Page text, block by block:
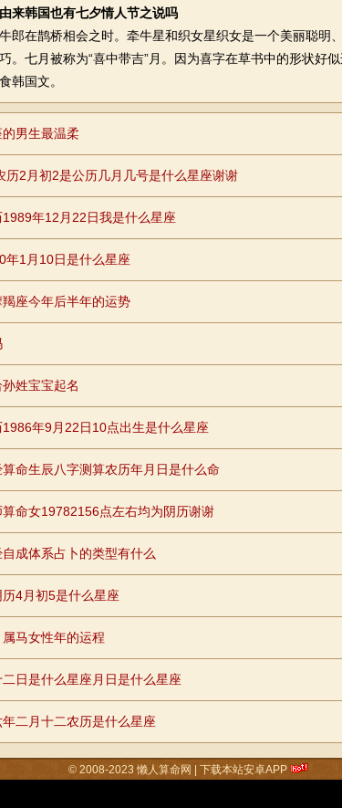
来韩国也有七夕情人节之说吗
在鹊桥相会之时。牵牛星和织女星织女是一个美丽聪明
。七月被称为“喜中带吉”月。因为喜字在草书中的形状好
韩国文。
男生最温柔
历2月初2是公历几月几号是什么星座谢谢
年12月22日我是什么星座
年1月10日是什么星座
座今年后半年的运势
姓宝宝起名
年9月22日10点出生是什么星座
命生辰八字测算农历年月日是什么命
算命女19782156点左右均为阴历谢谢
成体系占卜的类型有什么
4月初5是什么星座
马女性年的运程
日是什么星座月日是什么星座
二月十二农历是什么星座
© 2008-2023 懒人算命网 下载本站安卓APP